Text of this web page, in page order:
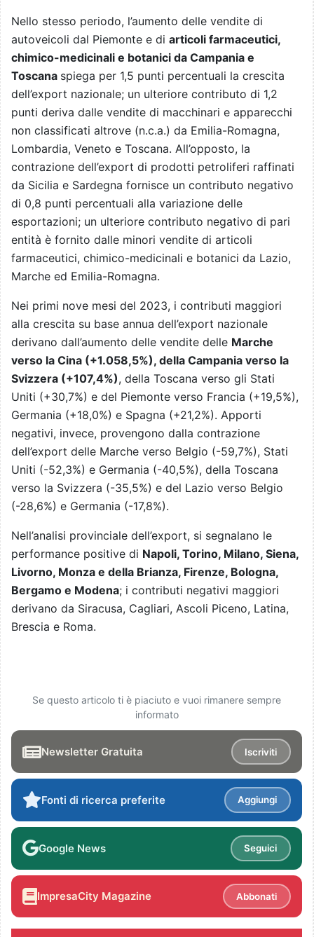
Nello stesso periodo, l’aumento delle vendite di
autoveicoli dal Piemonte e di articoli farmaceutici,
chimico-medicinali e botanici da Campania e
Toscana spiega per 1,5 punti percentuali la crescita
dell’export nazionale; un ulteriore contributo di 1,2
punti deriva dalle vendite di macchinari e apparecchi
non classificati altrove (n.c.a.) da Emilia-Romagna,
Lombardia, Veneto e Toscana. All’opposto, la
contrazione dell’export di prodotti petroliferi raffinati
da Sicilia e Sardegna fornisce un contributo negativo
di 0,8 punti percentuali alla variazione delle
esportazioni; un ulteriore contributo negativo di pari
entità è fornito dalle minori vendite di articoli
farmaceutici, chimico-medicinali e botanici da Lazio,
Marche ed Emilia-Romagna.
Nei primi nove mesi del 2023, i contributi maggiori
alla crescita su base annua dell’export nazionale
derivano dall’aumento delle vendite delle Marche
verso la Cina (+1.058,5%), della Campania verso la
Svizzera (+107,4%), della Toscana verso gli Stati
Uniti (+30,7%) e del Piemonte verso Francia (+19,5%),
Germania (+18,0%) e Spagna (+21,2%). Apporti
negativi, invece, provengono dalla contrazione
dell’export delle Marche verso Belgio (-59,7%), Stati
Uniti (-52,3%) e Germania (-40,5%), della Toscana
verso la Svizzera (-35,5%) e del Lazio verso Belgio
(-28,6%) e Germania (-17,8%).
Nell’analisi provinciale dell’export, si segnalano le
performance positive di Napoli, Torino, Milano, Siena,
Livorno, Monza e della Brianza, Firenze, Bologna,
Bergamo e Modena; i contributi negativi maggiori
derivano da Siracusa, Cagliari, Ascoli Piceno, Latina,
Brescia e Roma.
Se questo articolo ti è piaciuto e vuoi rimanere sempre
informato
Newsletter Gratuita Iscriviti
Fonti di ricerca preferite Aggiungi
Google News Seguici
ImpresaCity Magazine Abbonati